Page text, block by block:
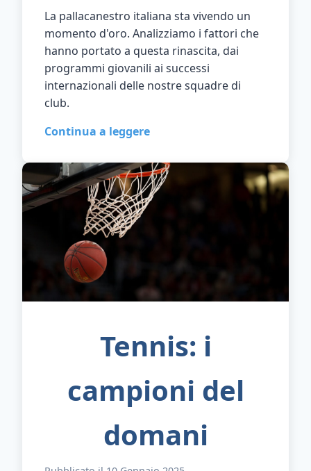
La pallacanestro italiana sta vivendo un
momento d'oro. Analizziamo i fattori che
hanno portato a questa rinascita, dai
programmi giovanili ai successi
internazionali delle nostre squadre di
club.
Continua a leggere
Tennis: i
campioni del
domani